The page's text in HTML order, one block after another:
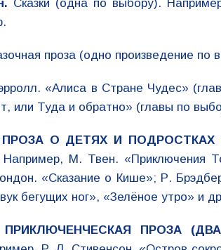
Сказки (одна по выбору).
проза (одно произведение по
«Алиса в Стране Чудес»
или Туда и обратно» (главы по
О ДЕТЯХ И ПОДРОСТКАХ
Например, М. Твен. «Приключения
«Сказание о Кише»; Р.
бегущих ног», «Зелёное утро» и
ПРИКЛЮЧЕНЧЕСКАЯ ПРОЗА